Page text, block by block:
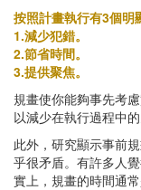
按照計畫執行有3個明
1.減少犯錯。
2.節省時間。
3.提供聚焦。
規畫使你能夠事先考
以減少在執行過程中的
此外，研究顯示事前
乎很矛盾。有許多人
實上，規畫的時間通